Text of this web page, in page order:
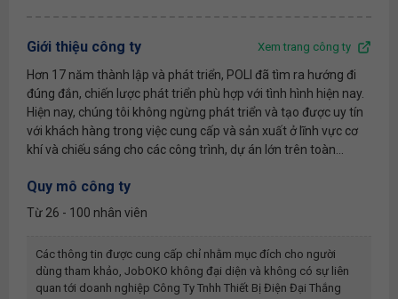
Giới thiệu công ty Xem trang công ty
Hơn 17 năm thành lập và phát triển, POLI đã tìm ra hướng đi
đúng đắn, chiến lược phát triển phù hợp với tình hình hiện nay.
Hiện nay, chúng tôi không ngừng phát triển và tạo được uy tín
với khách hàng trong việc cung cấp và sản xuất ở lĩnh vực cơ
khí và chiếu sáng cho các công trình, dự án lớn trên toàn...
Quy mô công ty
Từ 26 - 100 nhân viên
Các thông tin được cung cấp chỉ nhằm mục đích cho người
dùng tham khảo, JobOKO không đại diện và không có sự liên
quan tới doanh nghiệp Công Ty Tnhh Thiết Bị Điện Đại Thắng